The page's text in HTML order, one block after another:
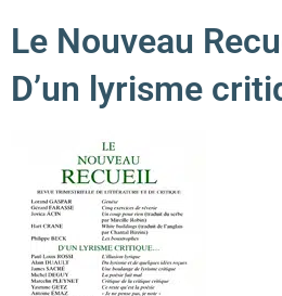
Le Nouveau
D’un lyrisme